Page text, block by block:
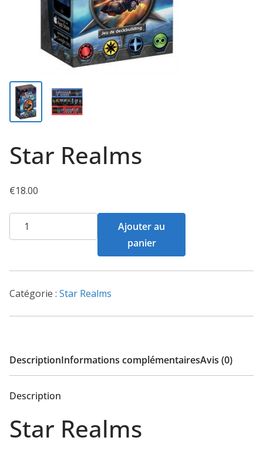
Star Realms
€18.00
quantité
de
Realms
Ajouter au
panier
Catégorie : Star Realms
DescriptionInformations complémentairesAvis (0)
Description
Star Realms